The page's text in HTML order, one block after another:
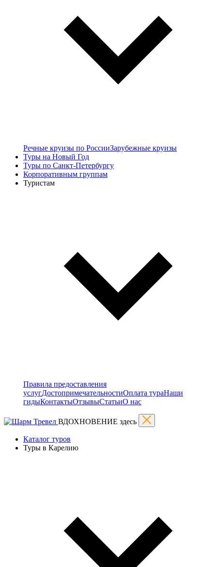
Речные круизы по РоссииЗарубежные круизы
Туры на Новый Год
Туры по Санкт-Петербургу
Корпоративным группам
Туристам
Правила предоставления
услугДостопримечательностиОплата тураНаши
гидыКонтактыОтзывыСтатьиО нас
ВДОХНОВЕНИЕ здесь
Каталог туров
Туры в Карелию